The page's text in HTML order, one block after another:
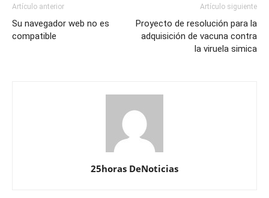
Artículo anterior
Su navegador web no es
compatible
Artículo siguiente
Proyecto de resolución para la
adquisición de vacuna contra
la viruela simica
25horas DeNoticias